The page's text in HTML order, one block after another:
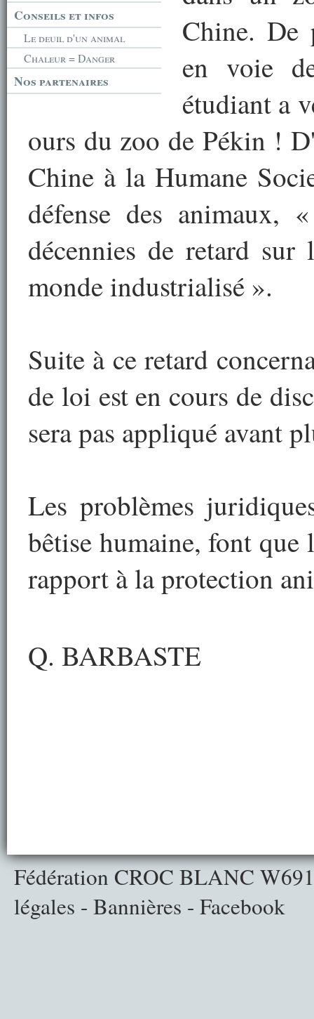
Conseils et infos
Le deuil d'un animal
Chaleur = Danger
Nos partenaires
Chine. De
en voie
étudiant a
ours du zoo de Pékin !
Chine à la Humane
défense des animaux,
décennies de retard
monde industrialisé ».
Suite à ce retard
de loi est en cours de
sera pas appliqué avant
Les problèmes
bêtise humaine, font que
rapport à la protection
Q. BARBASTE
Fédération CROC BLANC
légales - Bannières - Facebook